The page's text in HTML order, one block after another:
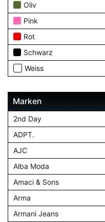
Oliv
Pink
Rot
Schwarz
Weiss
Marken
2nd Day
ADPT.
AJC
Alba Moda
Amaci & Sons
Arma
Armani Jeans